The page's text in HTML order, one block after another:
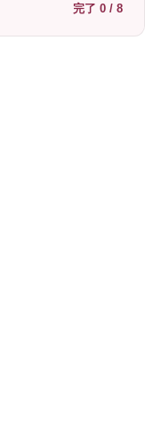
完了 0 / 8